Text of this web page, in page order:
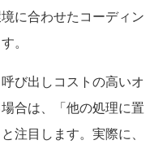
に合わせたコーディン
。
び出しコストの高いオ
合は、「他の処理に置
注目します。実際に、